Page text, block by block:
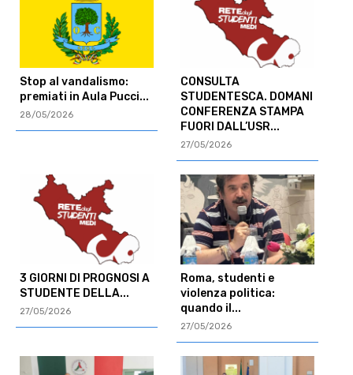
Stop al vandalismo:
premiati in Aula Pucci...
28/05/2026
CONSULTA
STUDENTESCA. DOMANI
CONFERENZA STAMPA
FUORI DALL’USR...
27/05/2026
3 GIORNI DI PROGNOSI A
STUDENTE DELLA...
27/05/2026
Roma, studenti e
violenza politica:
quando il...
27/05/2026